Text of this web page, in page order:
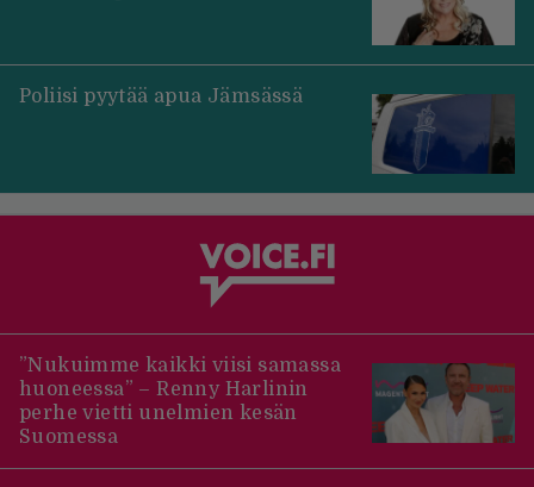
Poliisi pyytää apua Jämsässä
”Nukuimme kaikki viisi samassa
huoneessa” – Renny Harlinin
perhe vietti unelmien kesän
Suomessa